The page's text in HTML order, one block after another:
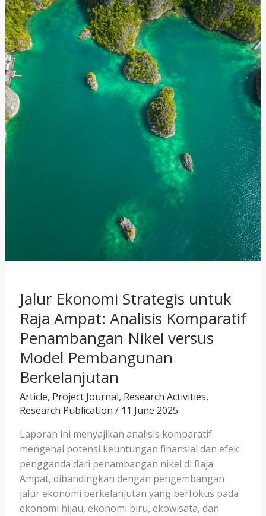
Jalur Ekonomi Strategis untuk
Raja Ampat: Analisis Komparatif
Penambangan Nikel versus
Model Pembangunan
Berkelanjutan
Article, Project Journal, Research Activities,
Research Publication / 11 June 2025
Laporan ini menyajikan analisis komparatif
mengenai potensi keuntungan finansial dan efek
pengganda dari penambangan nikel di Raja
Ampat, dibandingkan dengan pengembangan
jalur ekonomi berkelanjutan yang berfokus pada
ekonomi hijau, ekonomi biru, ekowisata, dan
Analisis
Komparatif
Penambangan
Nikel
versus
Model
Pembangunan
Berkelanjutan